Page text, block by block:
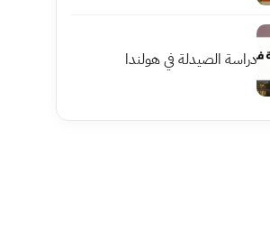
دراسة الصيدلة في هولندا